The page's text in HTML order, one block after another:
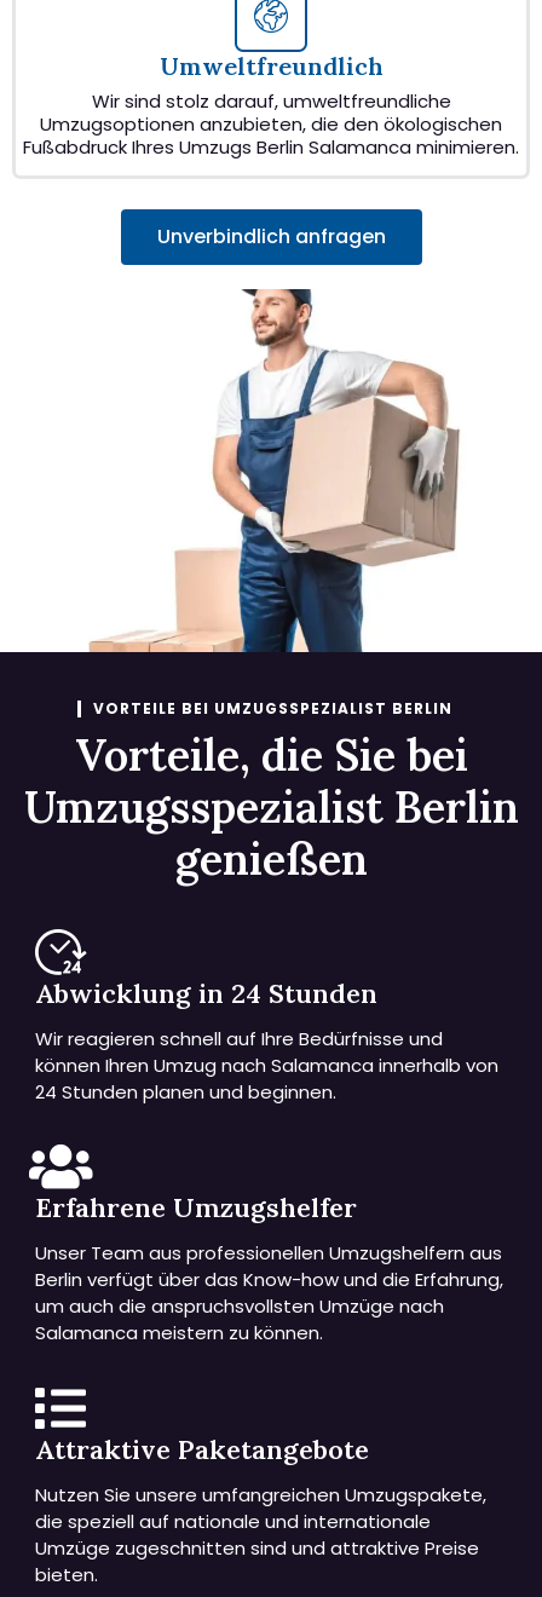
Umweltfreundlich
Wir sind stolz darauf, umweltfreundliche
Umzugsoptionen anzubieten, die den ökologischen
Fußabdruck Ihres Umzugs Berlin Salamanca minimieren.
Unverbindlich anfragen
VORTEILE BEI UMZUGSSPEZIALIST BERLIN
Vorteile, die Sie bei
Umzugsspezialist Berlin
genießen
Abwicklung in 24 Stunden
Wir reagieren schnell auf Ihre Bedürfnisse und
können Ihren Umzug nach Salamanca innerhalb von
24 Stunden planen und beginnen.
Erfahrene Umzugshelfer
Unser Team aus professionellen Umzugshelfern aus
Berlin verfügt über das Know-how und die Erfahrung,
um auch die anspruchsvollsten Umzüge nach
Salamanca meistern zu können.
Attraktive Paketangebote
Nutzen Sie unsere umfangreichen Umzugspakete,
die speziell auf nationale und internationale
Umzüge zugeschnitten sind und attraktive Preise
bieten.